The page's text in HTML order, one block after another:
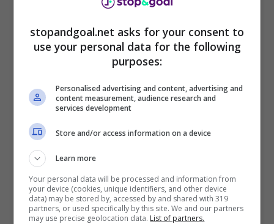
Il giornalista, inoltre, sottolinea come l’ex
Cagliariavesse ragione a chiedere alla società
l’acquisto di Romelu Lukaku,poiché ora
l’attacco è sempre da inventare. Ora il
con Big Rom che impattato subito nel migliore
dei modi all’interno dell’ambiente capitolino.
stopandgoal.net asks for your consent to
use your personal data for the following
purposes:
Personalised advertising and content, advertising and
content measurement, audience research and
services development
Store and/or access information on a device
Learn more
Your personal data will be processed and information from
your device (cookies, unique identifiers, and other device
data) may be stored by, accessed by and shared with 319
partners, or used specifically by this site. We and our partners
may use precise geolocation data. List of partners.